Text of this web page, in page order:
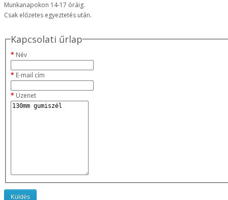
Munkanapokon 14-17 óráig.
Csak előzetes egyeztetés után.
Kapcsolati űrlap
Név
E-mail cím
Üzenet